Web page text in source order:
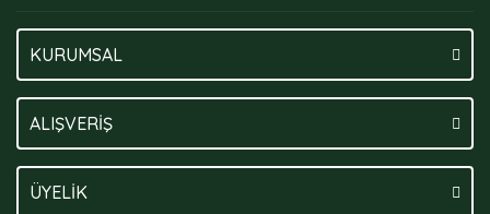
KURUMSAL
ALIŞVERİŞ
ÜYELİK